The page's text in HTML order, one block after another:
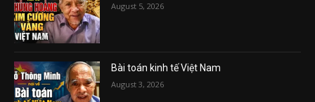
August 5, 2026
Bài toán kinh tế Việt Nam
August 3, 2026